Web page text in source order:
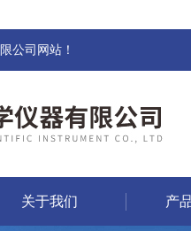
公司网站！
关于我们 产